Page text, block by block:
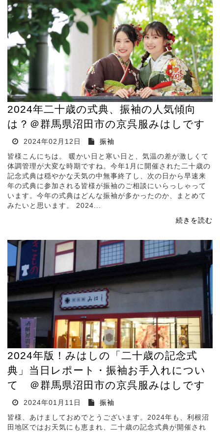
2024年二十歳の式典、振袖の人気傾向
は？＠群馬県沼田市の京呉服みはしです
2024年02月12日
振袖
皆様こんにちは。 暖かい日と寒い日と、気温の差が激しくて
体調管理が大変な時期ですね。今年1月に開催された二十歳の
記念式典は穏やかな天気の中無事終了し、次の日から早速来
年の式典に参加される皆様が振袖のご相談にいらっしゃって
います。今年の式典はどんな振袖が多かったのか、まとめて
みたいと思います。 2024...
続きを読む
2024年版！みはしの「二十歳の記念式
典」当日レポート・振袖お手入れについ
て ＠群馬県沼田市の京呉服みはしです
2024年01月11日
振袖
皆様、あけましておめでとうございます。2024年も、利根沼
田地区ではお天気にも恵まれ、二十歳の記念式典が開催され